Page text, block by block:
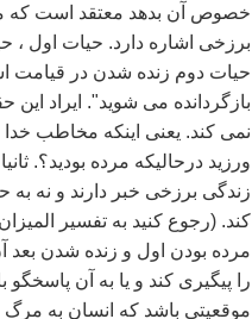
خصوص آن بدهد معتقد است که
برزخی اشاره دارد. حيات اول
حيات دوم زنده شدن در قيامت
بازگردانده می شويد‌". ايراد اين
نمی کند. يعنی اينکه مخاطب خدا
ورزيد درحاليکه مرده بوديد؟.
زندگی برزخی خبر دارند و نه به
مرده بودن اول و زنده شدن بعد
را پيگيری کند و يا به آن
موقعيتی باشد که انسان به